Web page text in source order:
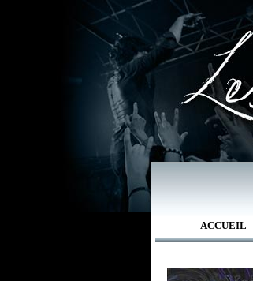
ACCUEIL